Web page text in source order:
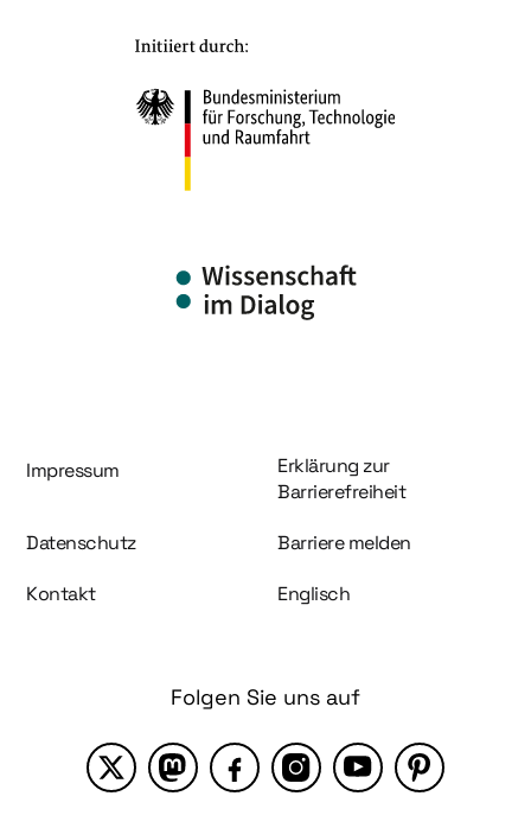
Information und Service
Impressum
Erklärung zur
Barrierefreiheit
Datenschutz Barriere melden
Kontakt Englisch
Folgen Sie uns auf